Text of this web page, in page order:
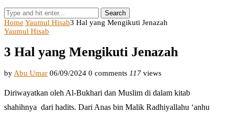
Search
Home Yaumul Hisab3 Hal yang Mengikuti Jenazah
Yaumul Hisab
3 Hal yang Mengikuti Jenazah
by Abu Umar 06/09/2024 0 comments 117 views
Diriwayatkan oleh Al-Bukhari dan Muslim di dalam kitab
shahihnya dari hadits. Dari Anas bin Malik Radhiyallahu ‘anhu